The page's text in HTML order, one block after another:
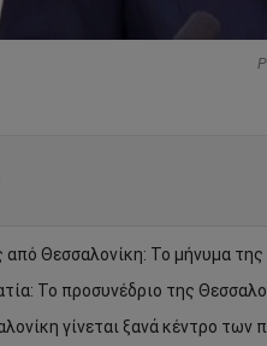
Θεσσαλονίκη: Το μήνυμα της
Το προσυνέδριο της
γίνεται ξανά κέντρο